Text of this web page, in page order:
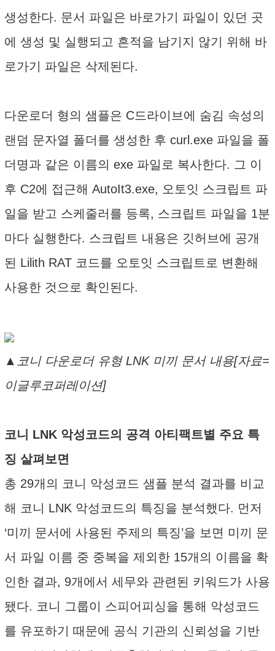
생성한다. 문서 파일은 바로가기 파일이 있던 곳
에 생성 및 실행되고 흔적을 남기지 않기 위해 바
로가기 파일은 삭제된다.
다운로더 형의 샘플은 C드라이브에 숨김 속성의
랜덤 문자열 폴더를 생성한 후 curl.exe 파일을 폴
더명과 같은 이름의 exe 파일로 복사한다. 그 이
후 C2에 접근해 AutoIt3.exe, 오토잇 스크립트 파
일을 받고 스케줄러를 등록, 스크립트 파일을 1분
마다 실행한다. 스크립트 내용은 깃허브에 공개
된 Lilith RAT 코드를 오토잇 스크립트로 변환해
사용한 것으로 확인된다.
▲코니 다운로더 유형 LNK 미끼 문서 내용[자료=
이글루코퍼레이션]
코니 LNK 악성코드의 공격 아티팩트별 주요 특
징 살펴보면
총 29개의 코니 악성코드 샘플 분석 결과를 비교
해 코니 LNK 악성코드의 특징을 분석했다. 먼저
‘미끼 문서에 사용된 주제의 특징’을 보면 미끼 문
서 파일 이름 중 중복을 제외한 15개의 이름을 확
인한 결과, 9개에서 세무와 관련된 키워드가 사용
됐다. 코니 그룹이 스피어피싱을 통해 악성코드
를 유포하기 때문에 공식 기관의 신뢰성을 기반